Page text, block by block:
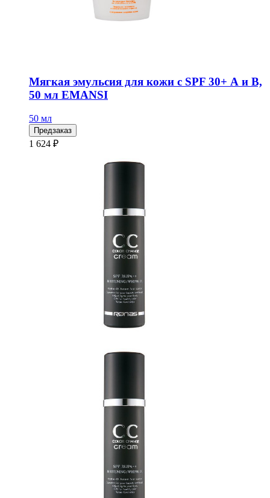
Мягкая эмульсия для кожи с SPF 30+ А и В,
50 мл EMANSI
50 мл
Предзаказ
1 624 ₽